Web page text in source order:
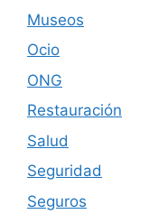
Museos
Ocio
ONG
Restauración
Salud
Seguridad
Seguros